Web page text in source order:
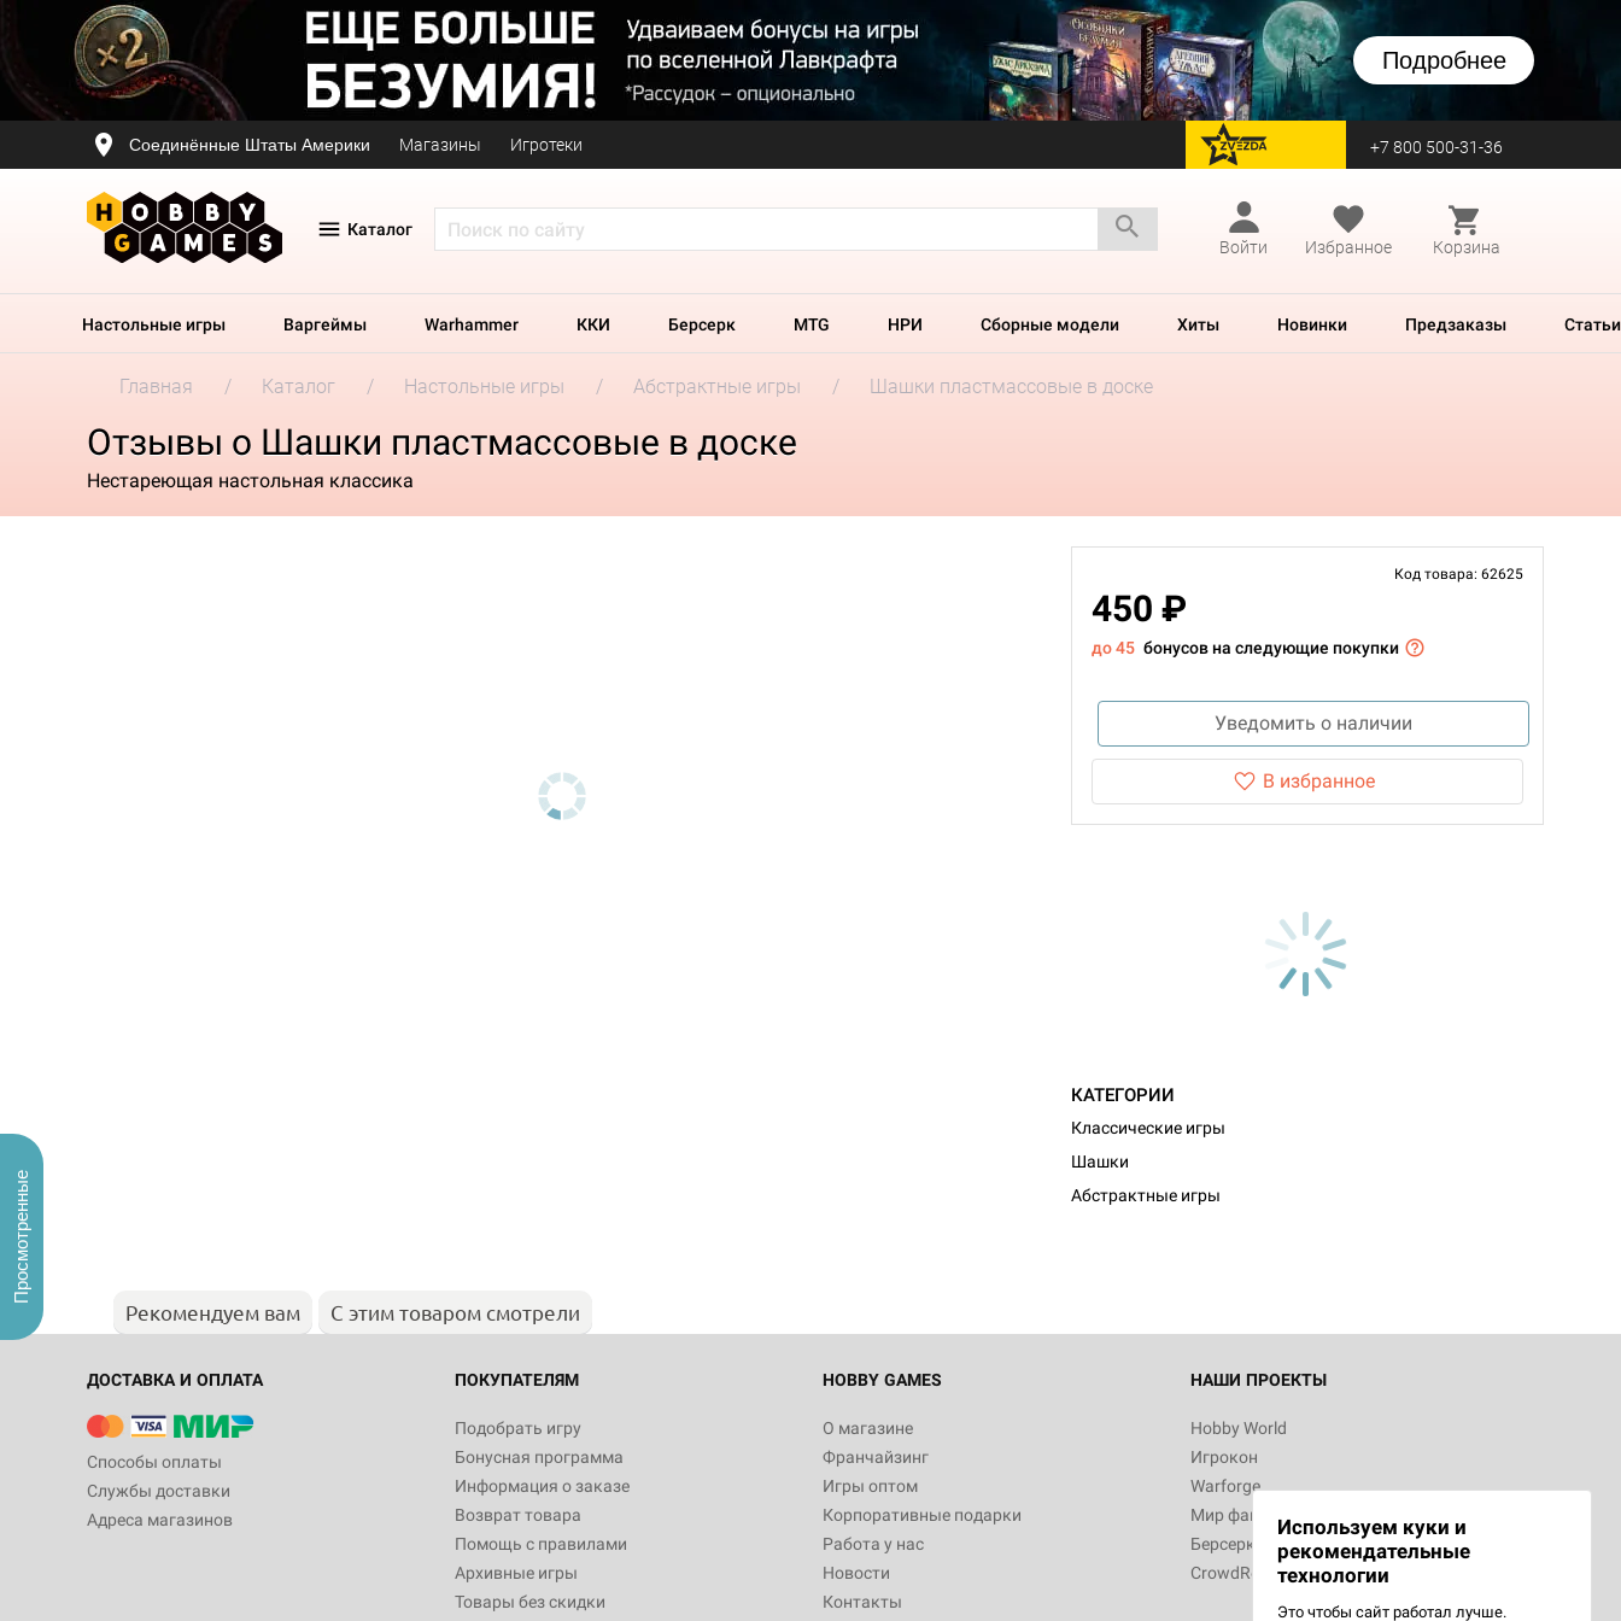
Подробнее
Соединённые Штаты Америки Магазины Игротеки перейти на Zvezda +7 800 500-31-36
Каталог
Войти
Избранное Корзина
Настольные игры Варгеймы Warhammer ККИ Берсерк MTG НРИ Сборные модели Хиты Новинки Предзаказы Статьи
Главная Каталог Настольные игры Абстрактные игры Шашки пластмассовые в доске
Отзывы о Шашки пластмассовые в доске
Нестареющая настольная классика
Код товара: 62625
450 ₽
до 45 бонусов на следующие покупки
Уведомить о наличии
В избранное
КАТЕГОРИИ
Классические игры
Шашки
Абстрактные игры
Рекомендуем вам С этим товаром смотрели
ДОСТАВКА И ОПЛАТА
Способы оплаты
Службы доставки
Адреса магазинов
ПОКУПАТЕЛЯМ
Подобрать игру
Бонусная программа
Информация о заказе
Возврат товара
Помощь с правилами
Архивные игры
Товары без скидки
HOBBY GAMES
О магазине
Франчайзинг
Игры оптом
Корпоративные подарки
Работа у нас
Новости
Контакты
НАШИ ПРОЕКТЫ
Hobby World
Игрокон
Warforge
Мир фантастики
Берсерк
CrowdRepublic
Используем куки и
рекомендательные
технологии
Это чтобы сайт работал лучше.
Просмотренные
Настольная игра Hobby World Монстры
Белая смерть
12 990
Настольная игра Hobby World Ужас
3 490